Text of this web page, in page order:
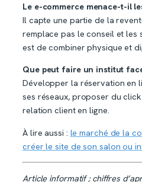
Le e-commerce menace-t-il
Il capte une partie de la
remplace pas le conseil et les
est de combiner physique et
Que peut faire un institut
Développer la réservation en
ses réseaux, proposer du
relation client en ligne.
À lire aussi : le marché de la
créer le site de son salon ou
Article informatif ; chiffres